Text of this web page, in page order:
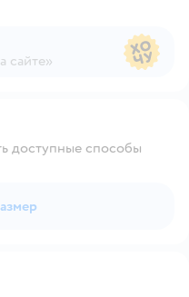
сайте»
доступные способы